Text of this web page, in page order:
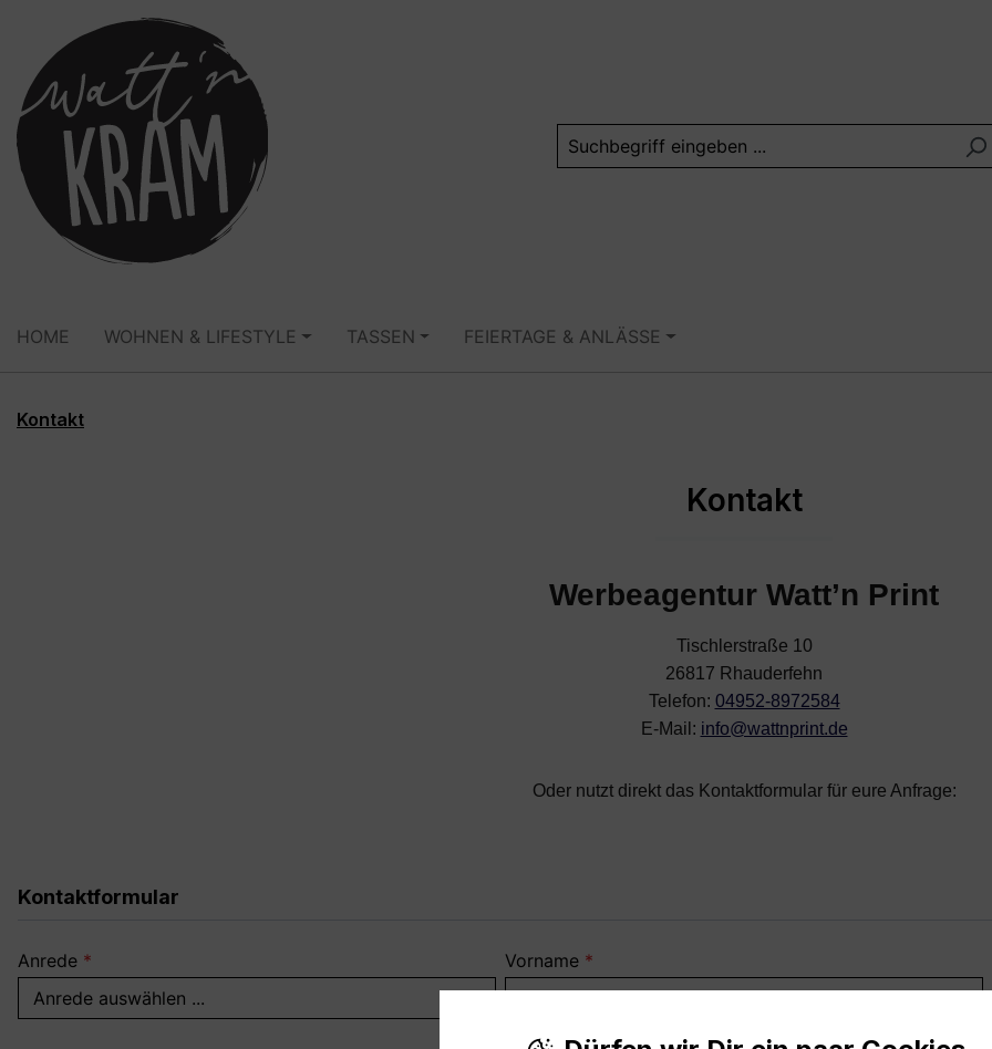
Zur Hauptnavigation springen
HOME WOHNEN & LIFESTYLE TASSEN FEIERTAGE & ANLÄSSE
Kontakt
Kontakt
Werbeagentur Watt’n Print
Tischlerstraße 10
26817 Rhauderfehn
Telefon: 04952-8972584
E-Mail: info@wattnprint.de
Oder nutzt direkt das Kontaktformular für eure Anfrage:
Kontaktformular
Anrede * Vorname *